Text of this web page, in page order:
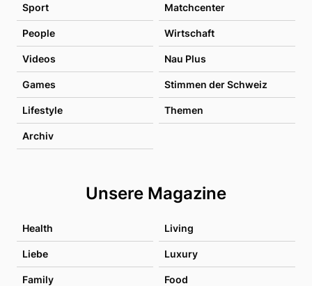
Sport Matchcenter
People Wirtschaft
Videos Nau Plus
Games Stimmen der Schweiz
Lifestyle Themen
Archiv
Unsere Magazine
Health Living
Liebe Luxury
Family Food